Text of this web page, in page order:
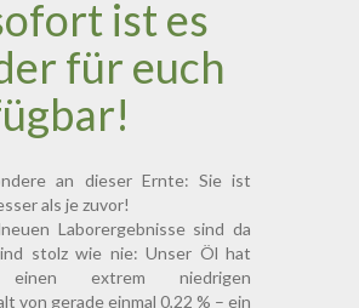
ist es
für euch
an dieser Ernte: Sie ist
als je zuvor!
Laborergebnisse sind da
stolz wie nie: Unser Öl hat
einen extrem niedrigen
von gerade einmal 0,22 % – ein